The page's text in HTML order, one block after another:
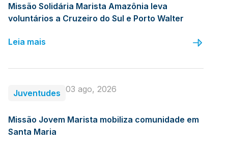
Missão Solidária Marista Amazônia leva
voluntários a Cruzeiro do Sul e Porto Walter
Leia mais
Juventudes 03 ago, 2026
Missão Jovem Marista mobiliza comunidade em
Santa Maria